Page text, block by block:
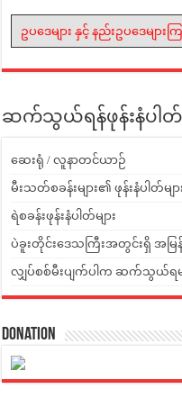
ဥပဒေများ နှင့် နည်းဥပဒေများ
ဆက်သွယ်ရန်ဖုန်းနံပါတ်မ
ဆေးရုံ / လူနာတင်ယာဉ်
မီးသတ်စခန်းများ၏ ဖုန်းနံပါတ်မျာ
ရဲစခန်းဖုန်းနံပါတ်များ
ပဲခူးတိုင်းဒေသကြီးအတွင်းရှိ အမြန်
လျှပ်စစ်မီးပျက်ပါက ဆက်သွယ်ရမည့်
Donation